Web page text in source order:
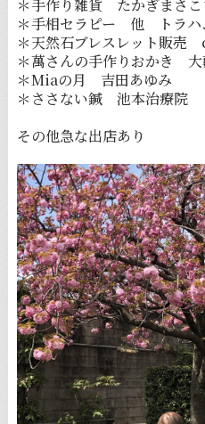
＊手作り雑貨 たかぎまさこ
＊手相セラピー 他 トラハ
＊天然石ブレスレット販
＊萬さんの手作りおかき 大
＊Miaの月 吉田あゆみ
＊ささない鍼 池本治療院
その他急な出店あり